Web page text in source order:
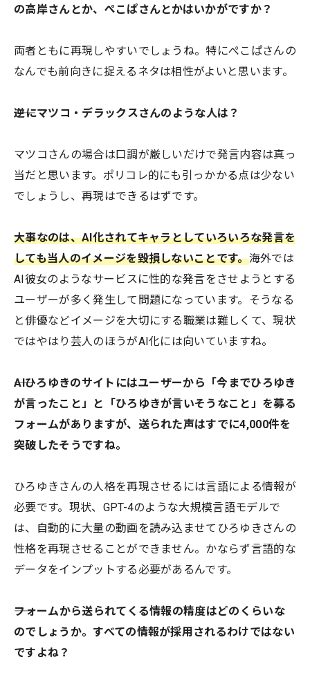
の高岸さんとか、ぺこぱさんとかはいかがですか？
両者ともに再現しやすいでしょうね。特にぺこぱさんの
なんでも前向きに捉えるネタは相性がよいと思います。
――逆にマツコ・デラックスさんのような人は？
マツコさんの場合は口調が厳しいだけで発言内容は真っ
当だと思います。ポリコレ的にも引っかかる点は少ない
でしょうし、再現はできるはずです。
大事なのは、AI化されてキャラとしていろいろな発言を
しても当人のイメージを毀損しないことです。海外では
AI彼女のようなサービスに性的な発言をさせようとする
ユーザーが多く発生して問題になっています。そうなる
と俳優などイメージを大切にする職業は難しくて、現状
ではやはり芸人のほうがAI化には向いていますね。
――AIひろゆきのサイトにはユーザーから「今までひろゆき
が言ったこと」と「ひろゆきが言いそうなこと」を募る
フォームがありますが、送られた声はすでに4,000件を
突破したそうですね。
ひろゆきさんの人格を再現させるには言語による情報が
必要です。現状、GPT-4のような大規模言語モデルで
は、自動的に大量の動画を読み込ませてひろゆきさんの
性格を再現させることができません。かならず言語的な
データをインプットする必要があるんです。
――フォームから送られてくる情報の精度はどのくらいな
のでしょうか。すべての情報が採用されるわけではない
ですよね？